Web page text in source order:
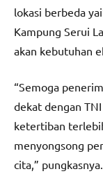
lokasi berbeda
Kampung Serui
akan kebutuhan
“Semoga
dekat dengan
ketertiban
menyongsong
cita,” pungkasnya.